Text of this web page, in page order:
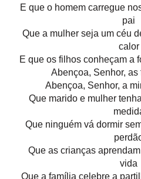
E que o homem carregue
pai
Que a mulher seja um céu
calor
E que os filhos conheçam a
Abençoa, Senhor, as
Abençoa, Senhor, a
Que marido e mulher
Que ninguém vá dormir
Que as crianças
vida
Que a família celebre a